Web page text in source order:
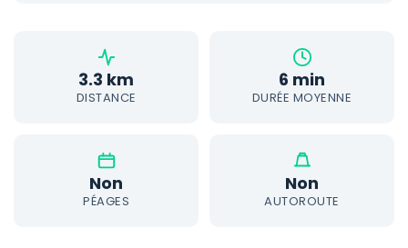
3.3 km
DISTANCE
6 min
DURÉE MOYENNE
Non
PÉAGES
Non
AUTOROUTE